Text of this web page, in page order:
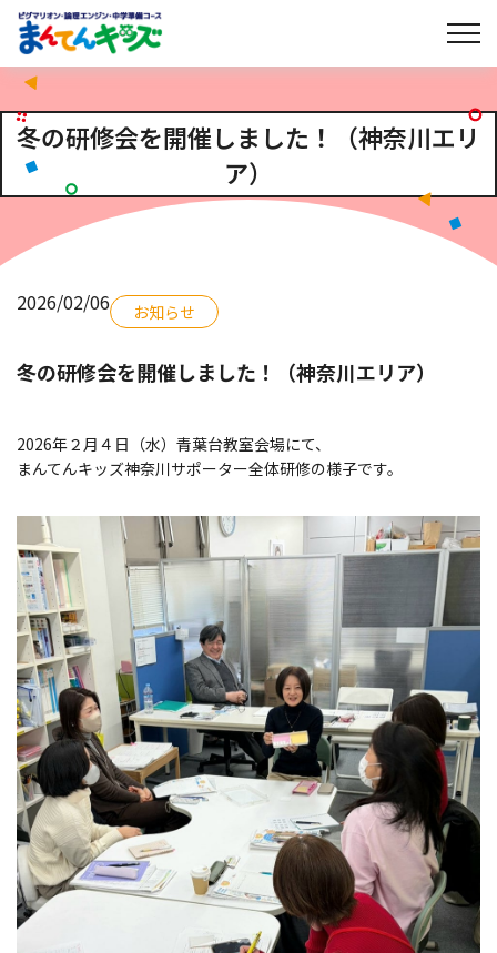
冬の研修会を開催しました！（神奈川エリ
ア）
2026/02/06 お知らせ
冬の研修会を開催しました！（神奈川エリア）
2026年２月４日（水）青葉台教室会場にて、
まんてんキッズ神奈川サポーター全体研修の様子です。